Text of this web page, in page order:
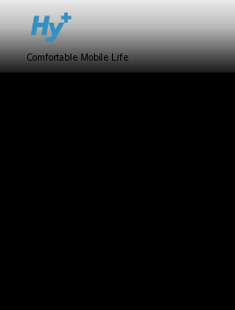
Comfortable Mobile Life